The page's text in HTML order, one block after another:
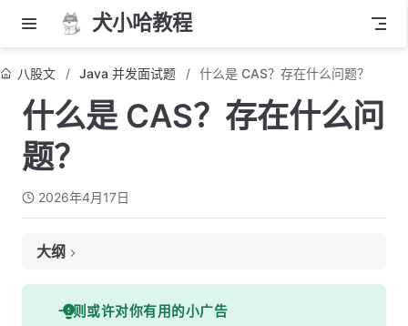
犬小哈教程
八股文 Java 并发面试题 什么是 CAS？存在什么问题？
什么是 CAS？存在什么问
题？
2026年4月17日
大纲
面试考察点
核心答案
一则或许对你有用的小广告